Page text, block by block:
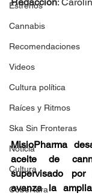
Estrenos
Cannabis
Recomendaciones
Videos
Cultura política
Raíces y Ritmos
Ska Sin Fronteras
Noticia
Cultura
Cobertura
MisioPharma
aceite de
supervisado por
avanza la